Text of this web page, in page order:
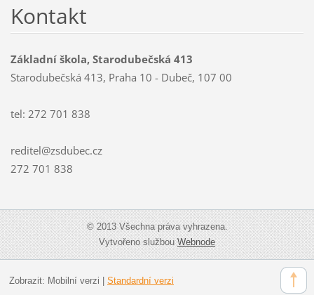
Kontakt
Základní škola, Starodubečská 413
Starodubečská 413, Praha 10 - Dubeč, 107 00
tel: 272 701 838
reditel@zsdubec.cz
272 701 838
© 2013 Všechna práva vyhrazena.
Vytvořeno službouWebnode
Zobrazit: Mobilní verzi Standardní verzi